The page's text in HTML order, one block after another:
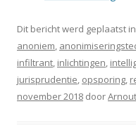
Dit bericht werd geplaatst in
anoniem,
infiltrant, inlichtingen,
jurisprudentie, opsporing,
november 2018 door